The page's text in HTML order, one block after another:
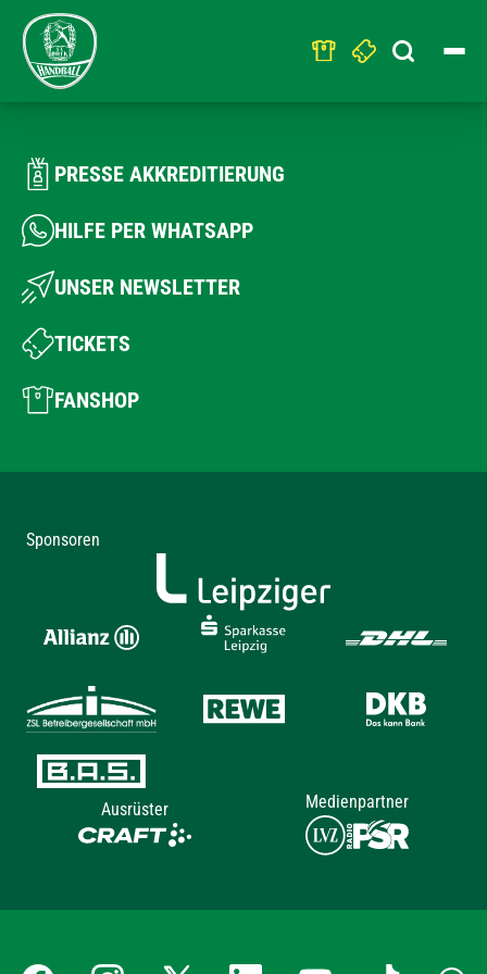
Search
for:
PRESSE AKKREDITIERUNG
HILFE PER WHATSAPP
UNSER NEWSLETTER
TICKETS
FANSHOP
Sponsoren
Ausrüster Medienpartner